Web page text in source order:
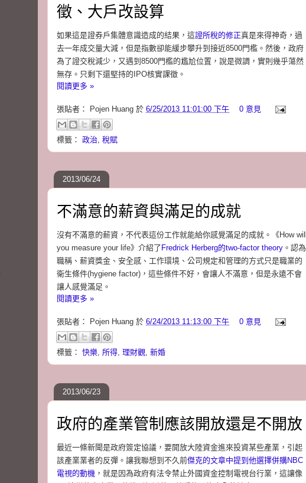
徵、大戶改設算
如果這是證券戶集體意識造成的結果，這證所稅的修正真是來得神奇，過
去一年成交量大減，但是指數卻能緩步攀升到接近8500門檻。然後，政府
為了證交稅減少，又遇到8500門檻的尷尬位置，說是微調，實則幾乎蕩然
無存。只剩下還堅持的IPO核實課徵。
閱讀更多 »
張貼者： Pojen Huang 於 6/25/2013 11:01:00 下午 0 意見
標籤： 政治, 稅賦
2013/06/24
不滿意的薪資與滿足的成就
沒有不滿意的薪資，不代表這份工作就能給你感覺滿足的成就。《How will
you measure your life》介紹了 Fredrick Herberg的two-factor theory 。認為
職稱、薪資獎金、安全感、工作環境、公司規定和管理的方式只是職業的
衛生條件(hygiene factor)，這些條件不好，會讓人不滿意，但是永遠不會
讓人感覺滿足。
閱讀更多 »
張貼者： Pojen Huang 於 6/24/2013 11:13:00 下午 0 意見
標籤： 快樂, 所得, 理財觀, 新婚
2013/06/23
政府的產業管制應該開放還是不開放
最近一條新聞是政府簽定協議，要開放大陸資金進來投資某些產業，引起
該產業業者的反彈。讓我聯想到不久前傑克的文章中提到他選擇併購NBC
電視的動機 ，就是因為政府有法令禁止外國資金控制電視台行業，這讓像